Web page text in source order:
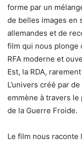
forme par un
de belles images en
allemandes et de
film qui nous plonge
RFA moderne et
Est, la RDA,
L’univers créé par
emmène à travers le
de la Guerre Froide.
Le film nous raconte